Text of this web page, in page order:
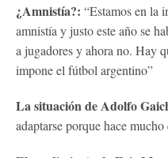
¿Amnistía?: “Estamos en la
amnistía y justo este año se
a jugadores y ahora no. Hay
impone el fútbol argentino”
La situación de Adolfo
adaptarse porque hace